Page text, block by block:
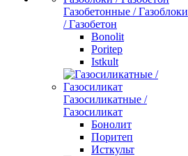
Газобетонные / Газоблоки
/ Газобетон
Bonolit
Poritep
Istkult
Газосиликатные /
Газосиликат
Бонолит
Поритеп
Исткульт